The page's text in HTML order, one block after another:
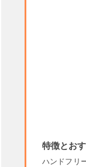
特徴とお
ハンドフリ